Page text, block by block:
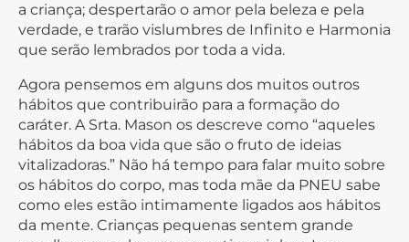
a criança; despertarão o amor pela beleza e pela
verdade, e trarão vislumbres de Infinito e Harmonia
que serão lembrados por toda a vida.
Agora pensemos em alguns dos muitos outros
hábitos que contribuirão para a formação do
caráter. A Srta. Mason os descreve como “aqueles
hábitos da boa vida que são o fruto de ideias
vitalizadoras.” Não há tempo para falar muito sobre
os hábitos do corpo, mas toda mãe da PNEU sabe
como eles estão intimamente ligados aos hábitos
da mente. Crianças pequenas sentem grande